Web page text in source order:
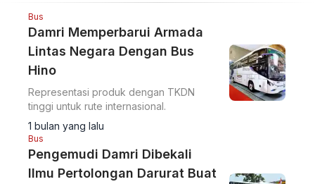
Bus
Damri Memperbarui Armada
Lintas Negara Dengan Bus
Hino
Representasi produk dengan TKDN
tinggi untuk rute internasional.
1 bulan yang lalu
Bus
Pengemudi Damri Dibekali
Ilmu Pertolongan Darurat Buat